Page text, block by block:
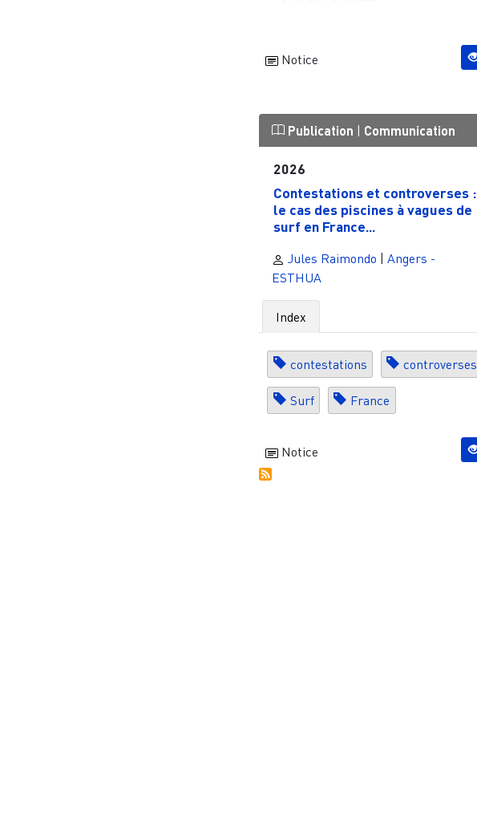
Notice
Publication | Communication
2026
Contestations et controverses :
le cas des piscines à vagues de
surf en France...
Jules Raimondo |Angers -
ESTHUA
Index
contestations controverses
Surf France
Notice